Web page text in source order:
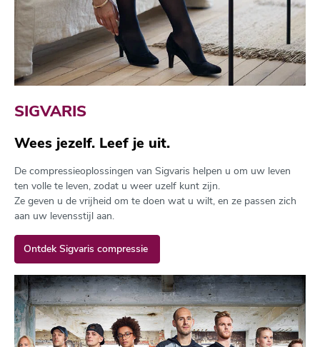
SIGVARIS
Wees jezelf. Leef je uit.
De compressieoplossingen van Sigvaris helpen u om uw leven
ten volle te leven, zodat u weer uzelf kunt zijn.
Ze geven u de vrijheid om te doen wat u wilt, en ze passen zich
aan uw levensstijl aan.
Ontdek Sigvaris compressie